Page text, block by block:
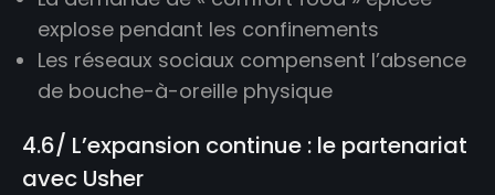
explose pendant les confinements
Les réseaux sociaux compensent l’absence
de bouche-à-oreille physique
4.6/ L’expansion continue : le partenariat
avec Usher